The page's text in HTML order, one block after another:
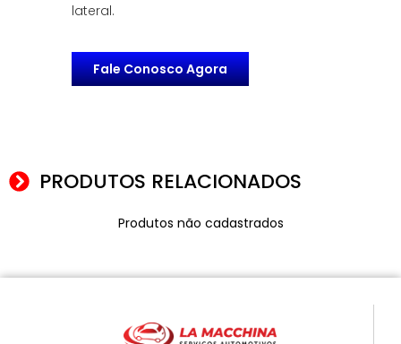
lateral.
Fale Conosco Agora
PRODUTOS RELACIONADOS
Produtos não cadastrados